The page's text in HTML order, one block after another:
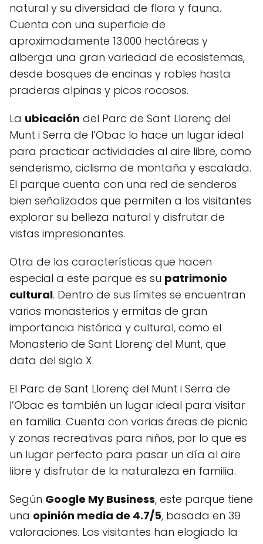
natural y su diversidad de flora y fauna.
Cuenta con una superficie de
aproximadamente 13.000 hectáreas y
alberga una gran variedad de ecosistemas,
desde bosques de encinas y robles hasta
praderas alpinas y picos rocosos.
La ubicación del Parc de Sant Llorenç del
Munt i Serra de l’Obac lo hace un lugar ideal
para practicar actividades al aire libre, como
senderismo, ciclismo de montaña y escalada.
El parque cuenta con una red de senderos
bien señalizados que permiten a los visitantes
explorar su belleza natural y disfrutar de
vistas impresionantes.
Otra de las características que hacen
especial a este parque es su patrimonio
cultural. Dentro de sus límites se encuentran
varios monasterios y ermitas de gran
importancia histórica y cultural, como el
Monasterio de Sant Llorenç del Munt, que
data del siglo X.
El Parc de Sant Llorenç del Munt i Serra de
l’Obac es también un lugar ideal para visitar
en familia. Cuenta con varias áreas de picnic
y zonas recreativas para niños, por lo que es
un lugar perfecto para pasar un día al aire
libre y disfrutar de la naturaleza en familia.
Según Google My Business, este parque tiene
una opinión media de 4.7/5, basada en 39
valoraciones. Los visitantes han elogiado la